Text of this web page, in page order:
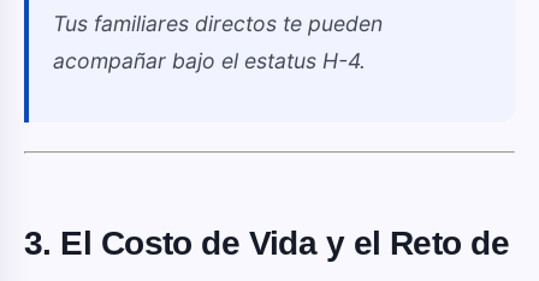
Tus familiares directos te pueden
acompañar bajo el estatus H-4.
3. El Costo de Vida y el Reto de